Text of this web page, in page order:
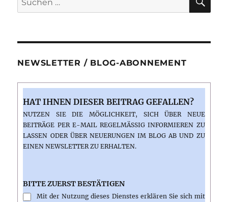
nach:
NEWSLETTER / BLOG-ABONNEMENT
HAT IHNEN DIESER BEITRAG GEFALLEN?
NUTZEN SIE DIE MÖGLICHKEIT, SICH ÜBER NEUE
BEITRÄGE PER E-MAIL REGELMÄSSIG INFORMIEREN ZU L
ASSEN ODER ÜBER NEUERUNGEN IM BLOG AB UND ZU E
INEN NEWSLETTER ZU ERHALTEN.
BITTE ZUERST BESTÄTIGEN
Mit der Nutzung dieses Dienstes erklären Sie sich mit